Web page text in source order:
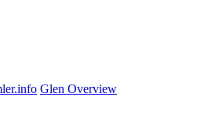
Glen Overview